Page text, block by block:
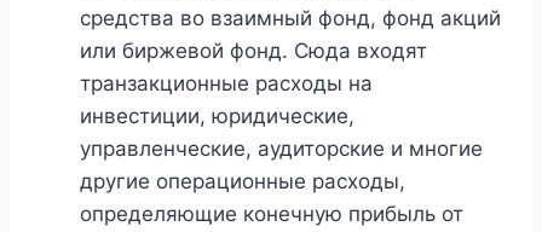
средства во взаимный фонд, фонд акций
или биржевой фонд. Сюда входят
транзакционные расходы на
инвестиции, юридические,
управленческие, аудиторские и многие
другие операционные расходы,
определяющие конечную прибыль от